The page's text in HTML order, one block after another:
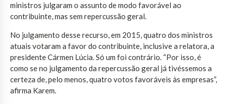
ministros julgaram o assunto de modo favorável ao
contribuinte, mas sem repercussão geral.
No julgamento desse recurso, em 2015, quatro dos ministros
atuais votaram a favor do contribuinte, inclusive a relatora, a
presidente Cármen Lúcia. Só um foi contrário. “Por isso, é
como se no julgamento da repercussão geral já tivéssemos a
certeza de, pelo menos, quatro votos favoráveis às empresas”,
afirma Karem.